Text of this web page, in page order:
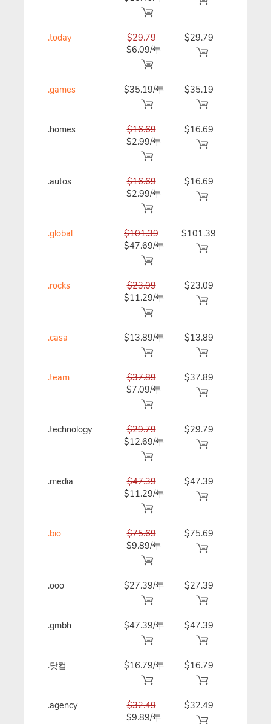
.today
$29.79
$6.09/年
$29.79
.games $35.19/年 $35.19
.homes
$16.69
$2.99/年
$16.69
.autos
$16.69
$2.99/年
$16.69
.global
$101.39
$47.69/年
$101.39
.rocks
$23.09
$11.29/年
$23.09
.casa $13.89/年 $13.89
.team
$37.89
$7.09/年
$37.89
.technology
$29.79
$12.69/年
$29.79
.media
$47.39
$11.29/年
$47.39
.bio
$75.69
$9.89/年
$75.69
.ooo $27.39/年 $27.39
.gmbh $47.39/年 $47.39
.닷컴 $16.79/年 $16.79
.agency
$32.49
$9.89/年
$32.49